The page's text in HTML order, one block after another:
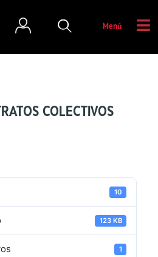
Menú
COLECTIVOS
10
123 KB
1